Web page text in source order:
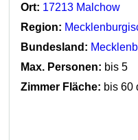
Ort: 17213 Malchow
Region:
Bundesland:
Max. Personen: bis 5
Zimmer Fläche: bis 60